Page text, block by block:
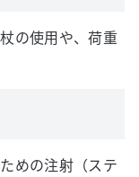
の使用や、荷重
めの注射（ステ